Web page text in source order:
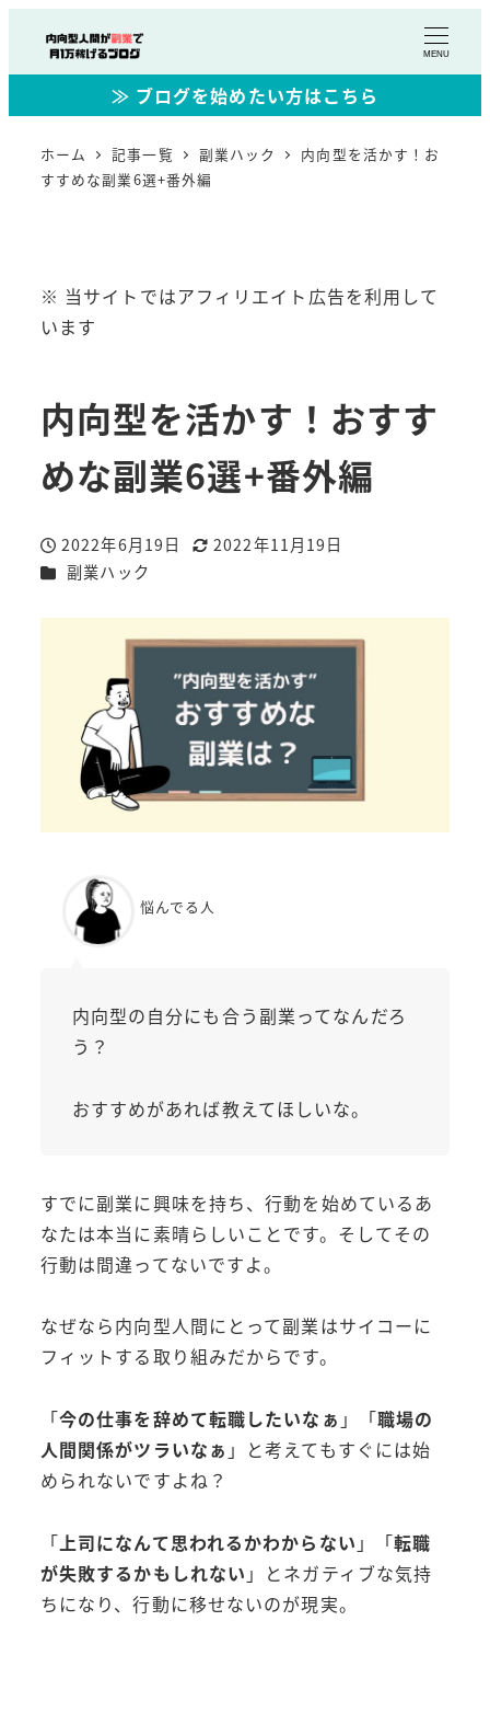
MENU
≫ ブログを始めたい方はこちら
ホーム 記事一覧 副業ハック
内向型を活かす！お
すすめな副業6選+番外編
※ 当サイトではアフィリエイト広告を利用して
います
内向型を活かす！おすす
めな副業6選+番外編
投稿日
2022年6月19日
更新日
2022年11月19日
カテゴリー
副業ハック
悩んでる人
内向型の自分にも合う副業ってなんだろ
う？
おすすめがあれば教えてほしいな。
すでに副業に興味を持ち、行動を始めているあ
なたは本当に素晴らしいことです。そしてその
行動は間違ってないですよ。
なぜなら内向型人間にとって副業はサイコーに
フィットする取り組みだからです。
「今の仕事を辞めて転職したいなぁ 」「職場の
人間関係がツラいなぁ 」と考えてもすぐには始
められないですよね？
「上司になんて思われるかわからない 」「転職
が失敗するかもしれない 」とネガティブな気持
ちになり、行動に移せないのが現実。